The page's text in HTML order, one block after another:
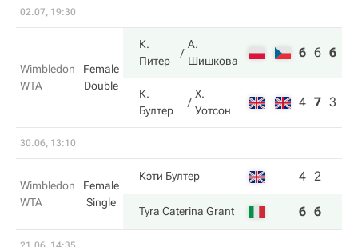
02.07, 19:30
Wimbledon
WTA
Female
Double
К.
Питер
А.
Шишкова
6 6 6
К.
Бултер
Х.
Уотсон
4 7 3
30.06, 13:10
Wimbledon
WTA
Female
Single
Кэти Бултер 4 2
Tyra Caterina Grant 6 6